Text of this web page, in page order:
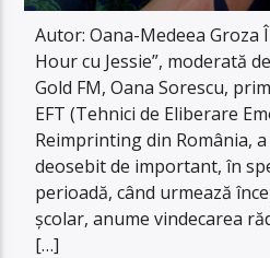
Autor: Oana-Medeea Groza
Hour cu Jessie”, moderată
Gold FM, Oana Sorescu,
EFT (Tehnici de Eliberare
Reimprinting din România,
deosebit de important, în
perioadă, când urmează
școlar, anume vindecarea
[…]